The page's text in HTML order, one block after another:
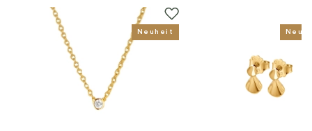
Kollektion Morning Dew
Kategorie: Accessoires
Neuheit